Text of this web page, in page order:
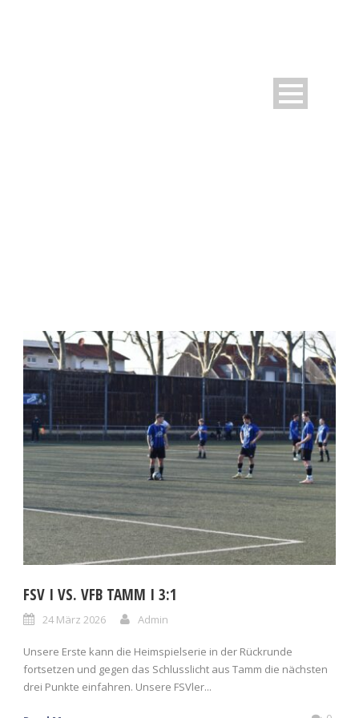
FSV I VS. VFB TAMM I 3:1
24 März 2026 Admin
Unsere Erste kann die Heimspielserie in der Rückrunde
fortsetzen und gegen das Schlusslicht aus Tamm die nächsten
drei Punkte einfahren. Unsere FSVler...